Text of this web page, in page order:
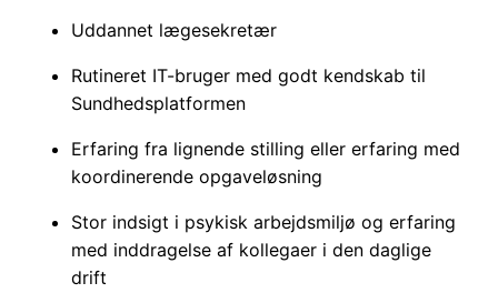
Uddannet lægesekretær
Rutineret IT-bruger med godt kendskab til
Sundhedsplatformen
Erfaring fra lignende stilling eller erfaring med
koordinerende opgaveløsning
Stor indsigt i psykisk arbejdsmiljø og erfaring
med inddragelse af kollegaer i den daglige
drift